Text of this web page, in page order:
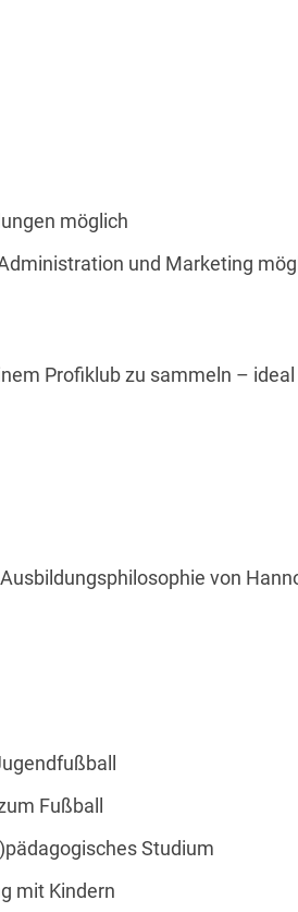
möglich
und Marketing
Profiklub zu sammeln – ideal
von
Fußball
Studium
mit Kindern